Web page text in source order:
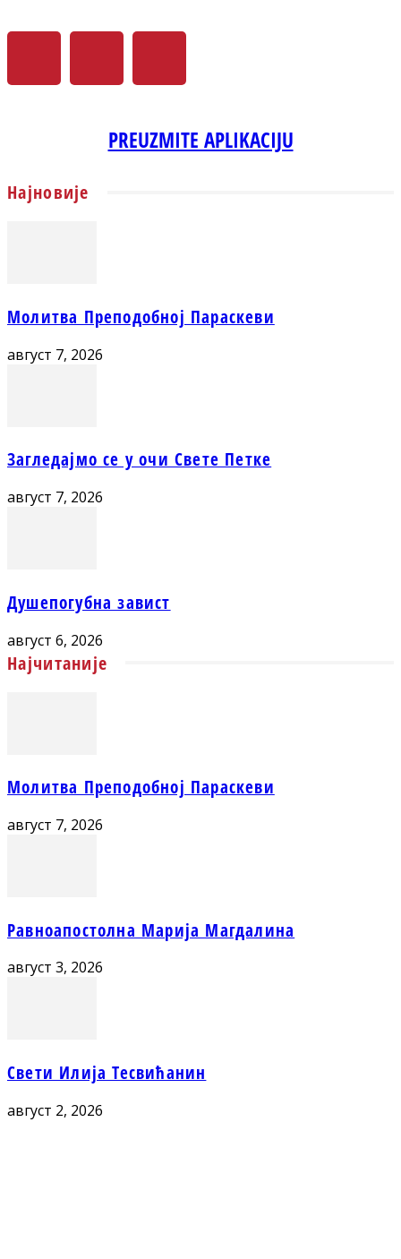
PREUZMITE APLIKACIJU
Најновије
Молитва Преподобној Параскеви
август 7, 2026
Загледајмо се у очи Свете Петке
август 7, 2026
Душепогубна завист
август 6, 2026
Најчитаније
Молитва Преподобној Параскеви
август 7, 2026
Равноапостолна Марија Магдалина
август 3, 2026
Свети Илија Тесвићанин
август 2, 2026